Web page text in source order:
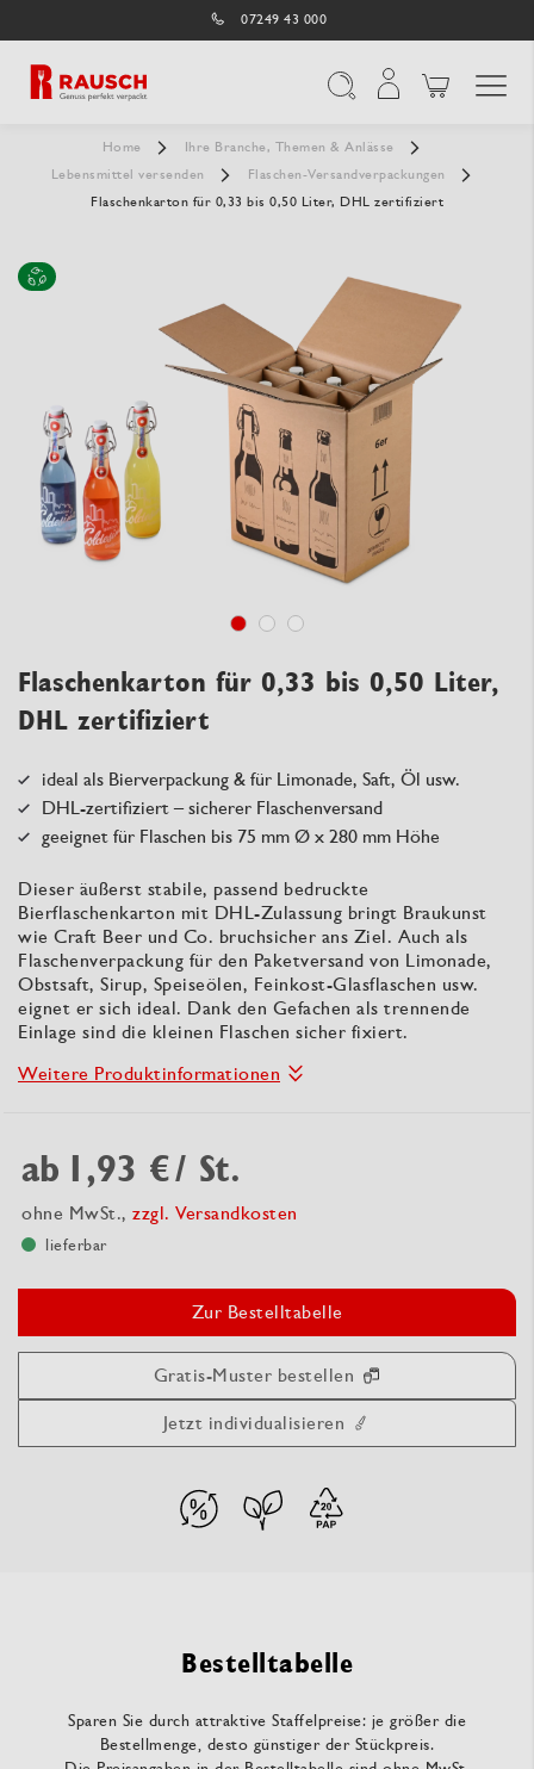
07249 43 000
Home
Ihre Branche, Themen & Anlässe
Lebensmittel versenden
Flaschen-Versandverpackungen
Flaschenkarton für 0,33 bis 0,50 Liter, DHL zertifiziert
Flaschenkarton für 0,33 bis 0,50 Liter,
DHL zertifiziert
ideal als Bierverpackung & für Limonade, Saft, Öl usw.
DHL-zertifiziert – sicherer Flaschenversand
geeignet für Flaschen bis 75 mm Ø x 280 mm Höhe
Dieser äußerst stabile, passend bedruckte
Bierflaschenkarton mit DHL-Zulassung bringt Braukunst
wie Craft Beer und Co. bruchsicher ans Ziel. Auch als
Flaschenverpackung für den Paketversand von Limonade,
Obstsaft, Sirup, Speiseölen, Feinkost-Glasflaschen usw.
eignet er sich ideal. Dank den Gefachen als trennende
Einlage sind die kleinen Flaschen sicher fixiert.
Weitere Produktinformationen
ab 1,93 €/ St.
ohne MwSt., zzgl. Versandkosten
lieferbar
Zur Bestelltabelle
Gratis-Muster bestellen
Jetzt individualisieren
Bestelltabelle
Sparen Sie durch attraktive Staffelpreise: je größer die
Bestellmenge, desto günstiger der Stückpreis.